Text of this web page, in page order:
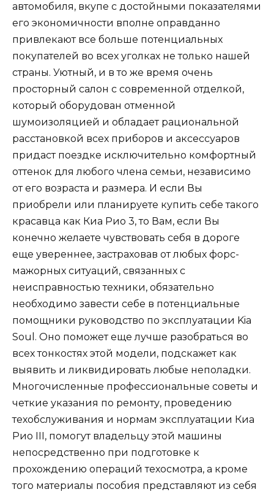
автомобиля, вкупе с достойными показателями
его экономичности вполне оправданно
привлекают все больше потенциальных
покупателей во всех уголках не только нашей
страны. Уютный, и в то же время очень
просторный салон с современной отделкой,
который оборудован отменной
шумоизоляцией и обладает рациональной
расстановкой всех приборов и аксессуаров
придаст поездке исключительно комфортный
оттенок для любого члена семьи, независимо
от его возраста и размера. И если Вы
приобрели или планируете купить себе такого
красавца как Киа Рио 3, то Вам, если Вы
конечно желаете чувствовать себя в дороге
еще увереннее, застраховав от любых форс-
мажорных ситуаций, связанных с
неисправностью техники, обязательно
необходимо завести себе в потенциальные
помощники руководство по эксплуатации Kia
Soul. Оно поможет еще лучше разобраться во
всех тонкостях этой модели, подскажет как
выявить и ликвидировать любые неполадки.
Многочисленные профессиональные советы и
четкие указания по ремонту, проведению
техобслуживания и нормам эксплуатации Киа
Рио III, помогут владельцу этой машины
непосредственно при подготовке к
прохождению операций техосмотра, а кроме
того материалы пособия представляют из себя